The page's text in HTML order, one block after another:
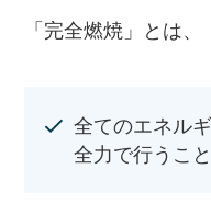
「完全燃焼」とは、
全てのエネル
全力で行うこ